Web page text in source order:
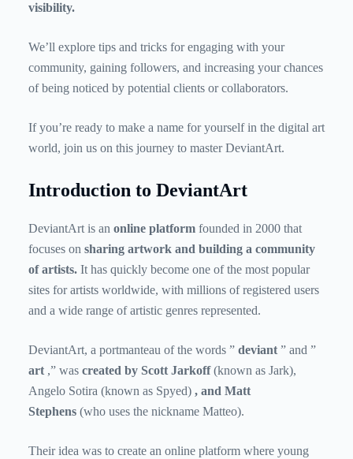
visibility.
We’ll explore tips and tricks for engaging with your
community, gaining followers, and increasing your chances
of being noticed by potential clients or collaborators.
If you’re ready to make a name for yourself in the digital art
world, join us on this journey to master DeviantArt.
Introduction to DeviantArt
DeviantArt is an online platform founded in 2000 that
focuses on sharing artwork and building a community
of artists. It has quickly become one of the most popular
sites for artists worldwide, with millions of registered users
and a wide range of artistic genres represented.
DeviantArt, a portmanteau of the words ” deviant ” and ”
art ,” was created by Scott Jarkoff(known as Jark),
Angelo Sotira (known as Spyed) , and Matt
Stephens (who uses the nickname Matteo).
Their idea was to create an online platform where young